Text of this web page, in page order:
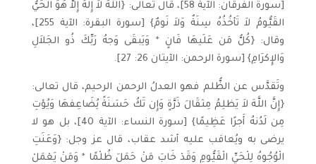
[سورة الفرقان: الآية 58]، قال تعالى: {اللَّهُ لاَ إِلَهَ إِلاَّ هُوَ الحَيُّ
القَيُّومُ لاَ تَأخُذُهُ سِنَةٌ وَلاَ نَومٌ} [سورة البقرة: الآية 255]،
وقال: {كُلُّ مَن عَلَيهَا فَانٍ * وَيَبقَى وَجهُ رَبِّكَ ذُو الجَلاَلِ
وَالإِكرَامِ} [سورة الرحمن: الآيتان 26: 27].
وتَقدَّس عن الظُّلم فهو العدلُ الرحمن الرحيم، قال تعالى:
{إِنَّ اللَّهَ لاَ يَظلِمُ مِثقَالَ ذَرَّةٍ وَإِن تَكُ حَسَنَةً يُضَاعِفهَا وَيُؤتِ
مِن لَدُنهُ أَجرًا عَظِيمًا} [سورة النساء: الآية 40]، بل هو لا
يرضى به ويُعاقب عليه أشد عقاب، قال عز وجل: {وَعَنَتِ
الْوُجُوهُ لِلْحَيِّ الْقَيُّومِ وَقَدْ خَابَ مَنْ حَمَلَ ظُلْمًا * وَمَنْ يَعْمَلْ